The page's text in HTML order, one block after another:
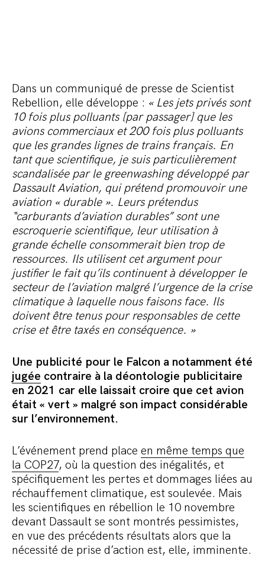
Dans un communiqué de presse de Scientist
Rebellion, elle développe : « Les jets privés sont
10 fois plus polluants [par passager] que les
avions commerciaux et 200 fois plus polluants
que les grandes lignes de trains français. En
tant que scientifique, je suis particulièrement
scandalisée par le greenwashing développé par
Dassault Aviation, qui prétend promouvoir une
aviation « durable ». Leurs prétendus
“carburants d’aviation durables” sont une
escroquerie scientifique, leur utilisation à
grande échelle consommerait bien trop de
ressources. Ils utilisent cet argument pour
justifier le fait qu’ils continuent à développer le
secteur de l’aviation malgré l’urgence de la crise
climatique à laquelle nous faisons face. Ils
doivent être tenus pour responsables de cette
crise et être taxés en conséquence. » ​​​​
Une publicité pour le Falcon a notamment été
jugée contraire à la déontologie publicitaire
en 2021 car elle laissait croire que cet avion
était « vert » malgré son impact considérable
sur l’environnement.
L’événement prend place en même temps que
la COP27, où la question des inégalités, et
spécifiquement les pertes et dommages liées au
réchauffement climatique, est soulevée. Mais
les scientifiques en rébellion le 10 novembre
devant Dassault se sont montrés pessimistes,
en vue des précédents résultats alors que la
nécessité de prise d’action est, elle, imminente.